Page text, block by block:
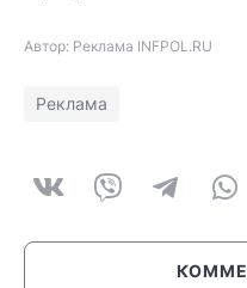
Автор: Реклама INFPOL.RU
Реклама